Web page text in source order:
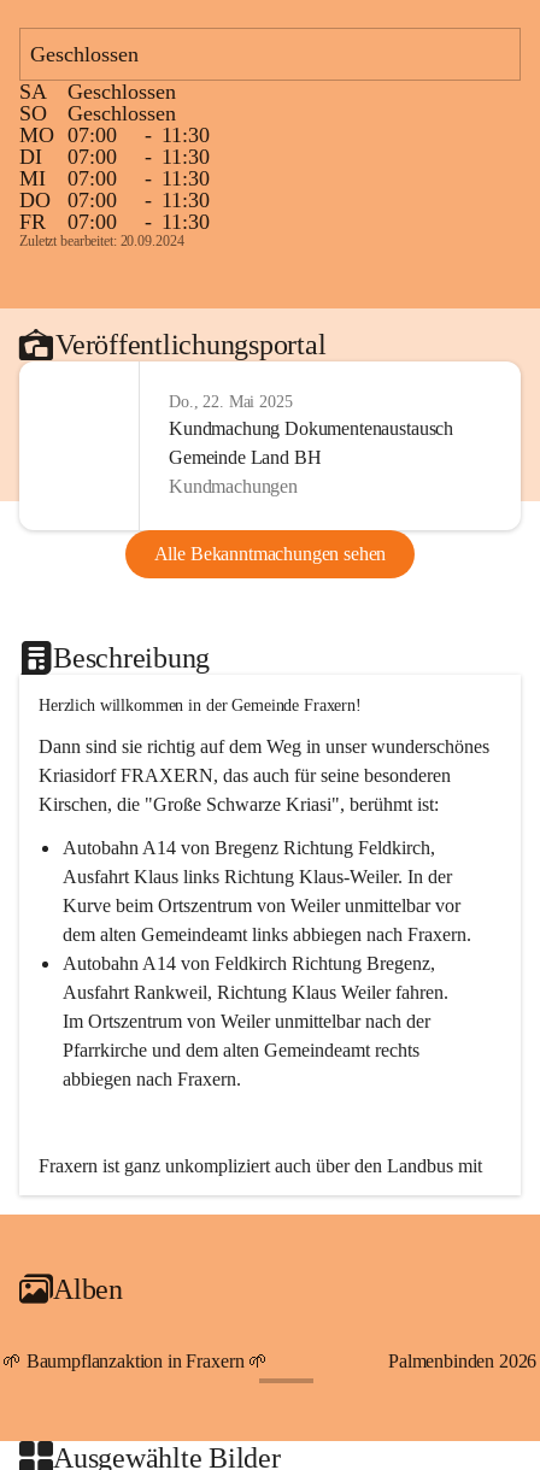
Geschlossen
SA
Geschlossen
SO
Geschlossen
MO 07:00 - 11:30
DI
07:00 - 11:30
MI
07:00 - 11:30
DO
07:00 - 11:30
FR
07:00 - 11:30
Zuletzt bearbeitet: 20.09.2024
Veröffentlichungsportal
Do., 22. Mai 2025
Kundmachung Dokumentenaustausch
Gemeinde Land BH
Kundmachungen
Alle Bekanntmachungen sehen
Beschreibung
Herzlich willkommen in der Gemeinde Fraxern!
Dann sind sie richtig auf dem Weg in unser wunderschönes
Kriasidorf FRAXERN, das auch für seine besonderen
Kirschen, die "Große Schwarze Kriasi", berühmt ist:
Autobahn A14 von Bregenz Richtung Feldkirch,
Ausfahrt Klaus links Richtung Klaus-Weiler. In der
Kurve beim Ortszentrum von Weiler unmittelbar vor
dem alten Gemeindeamt links abbiegen nach Fraxern.
Autobahn A14 von Feldkirch Richtung Bregenz,
Ausfahrt Rankweil, Richtung Klaus Weiler fahren.
Im Ortszentrum von Weiler unmittelbar nach der
Pfarrkirche und dem alten Gemeindeamt rechts
abbiegen nach Fraxern.
Fraxern ist ganz unkompliziert auch über den Landbus mit
den öffentlichen Verkehrsmitteln zu erreichen. Die Linie
An Samstagen, Sonn- und Feiertagen können Sie bequem
persönlichen Linienbus zur gewünschten Zeit zu Ihrer
Haltestelle bestellen. Sowohl von Weiler kommend nach
beide Fahrten Weiler-Fraxern-Weiler.
Alben
🌱 Baumpflanzaktion in Fraxern 🌱 Palmenbinden 2026
Ausgewählte Bilder